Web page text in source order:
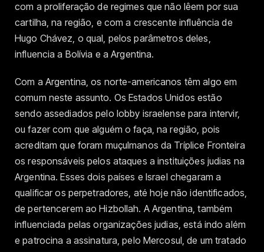
com a proliferação de regimes que não lêem por sua
cartilha, na região, e com a crescente influência de
Hugo Chávez, o qual, pelos parâmetros deles,
influencia a Bolívia e a Argentina.
Com a Argentina, os norte-americanos têm algo em
comum neste assunto. Os Estados Unidos estão
sendo assediados pelo lobby israelense para intervir,
ou fazer com que alguém o faça, na região, pois
acreditam que foram muçulmanos da Tríplice Fronteira
os responsáveis pelos ataques a instituições judias na
Argentina. Esses dois países e Israel chegaram a
qualificar os perpetradores, até hoje não identificados,
de pertencerem ao Hizbollah. A Argentina, também
influenciada pelas organizações judias, está indo além
e patrocina a assinatura, pelo Mercosul, de um tratado